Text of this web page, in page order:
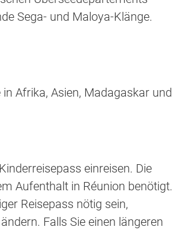
Sega- und Maloya-Klänge.
Afrika, Asien, Madagaskar und
einreisen. Die
Aufenthalt in Réunion benötigt.
Reisepass nötig sein,
Falls Sie einen längeren